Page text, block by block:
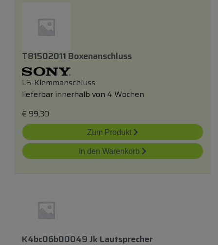
T81502011 Boxenanschluss
LS-Klemmanschluss
lieferbar innerhalb von 4 Wochen
€ 99,30
Zum Produkt
In den Warenkorb
K4bc06b00049 Jk Lautsprecher